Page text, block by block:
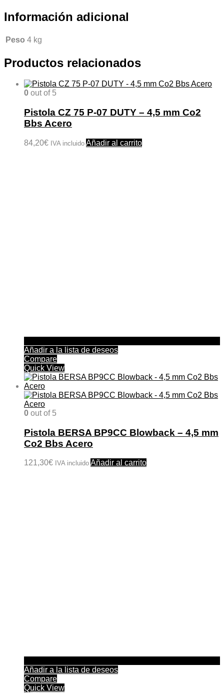
Información adicional
Peso 4 kg
Productos relacionados
0 out of 5
Pistola CZ 75 P-07 DUTY – 4,5 mm Co2
Bbs Acero
84,20€ IVA incluido Añadir al carrito
Añadir a la lista de deseos
Compare
Quick View
0 out of 5
Pistola BERSA BP9CC Blowback – 4,5 mm
Co2 Bbs Acero
121,30€ IVA incluido Añadir al carrito
Añadir a la lista de deseos
Compare
Quick View